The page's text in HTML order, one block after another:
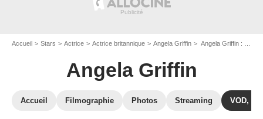
Accueil Stars Actrice Actrice britannique Angela Griffin Angela Griffin : ses Blu-Ray, DVD, VOD, SVOD
Angela Griffin
Accueil Filmographie Photos Streaming VOD,